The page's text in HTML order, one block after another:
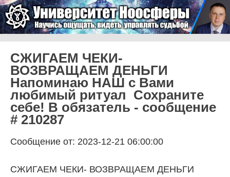
Университет Ноосферы
СЖИГАЕМ ЧЕКИ-
ВОЗВРАЩАЕМ ДЕНЬГИ
Напоминаю НАШ с Вами
любимый ритуал Сохраните
себе! В обязатель - сообщение
# 210287
Сообщение от: 2023-12-21 06:00:00
СЖИГАЕМ ЧЕКИ- ВОЗВРАЩАЕМ ДЕНЬГИ